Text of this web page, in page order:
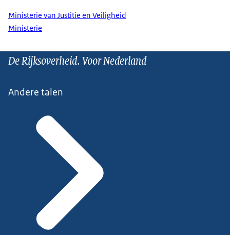
Ministerie van Justitie en Veiligheid
Ministerie
De Rijksoverheid. Voor Nederland
Andere talen